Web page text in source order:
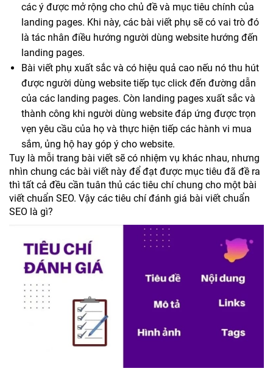
các ý được mở rộng cho chủ đề và mục tiêu chính của
landing pages. Khi này, các bài viết phụ sẽ có vai trò đó
là tác nhân điều hướng người dùng website hướng đến
landing pages.
Bài viết phụ xuất sắc và có hiệu quả cao nếu nó thu hút
được người dùng website tiếp tục click đến đường dẫn
của các landing pages. Còn landing pages xuất sắc và
thành công khi người dùng website đáp ứng được trọn
vẹn yêu cầu của họ và thực hiện tiếp các hành vi mua
sắm, ủng hộ hay góp ý cho website.
Tuy là mỗi trang bài viết sẽ có nhiệm vụ khác nhau, nhưng
nhìn chung các bài viết này để đạt được mục tiêu đã đề ra
thì tất cả đều cần tuân thủ các tiêu chí chung cho một bài
viết chuẩn SEO. Vậy các tiêu chí đánh giá bài viết chuẩn
SEO là gì?